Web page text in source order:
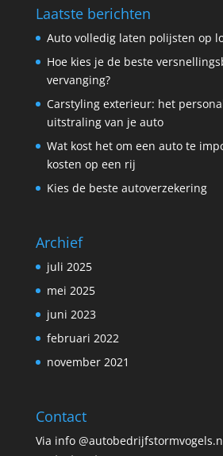
Laatste berichten
Auto volledig laten polijsten op
Hoe kies je de beste
vervanging?
Carstyling exterieur: het
uitstraling van je auto
Wat kost het om een auto te
kosten op een rij
Kies de beste autoverzekering
Archief
juli 2025
mei 2025
juni 2023
februari 2022
november 2021
Contact
Via info